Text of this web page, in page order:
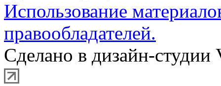
Использование
правообладателей.
Сделано в дизайн-студии